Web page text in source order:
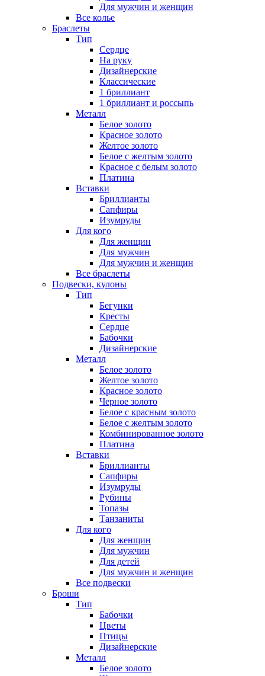
Для мужчин и женщин
Все колье
Браслеты
Тип
Сердце
На руку
Дизайнерские
Классические
1 бриллиант
1 бриллиант и россыпь
Металл
Белое золото
Красное золото
Желтое золото
Белое с желтым золото
Красное с белым золото
Платина
Вставки
Бриллианты
Сапфиры
Изумруды
Для кого
Для женщин
Для мужчин
Для мужчин и женщин
Все браслеты
Подвески, кулоны
Тип
Бегунки
Кресты
Сердце
Бабочки
Дизайнерские
Металл
Белое золото
Желтое золото
Красное золото
Черное золото
Белое с красным золото
Белое с желтым золото
Комбинированное золото
Платина
Вставки
Бриллианты
Сапфиры
Изумруды
Рубины
Топазы
Танзаниты
Для кого
Для женщин
Для мужчин
Для детей
Для мужчин и женщин
Все подвески
Броши
Тип
Бабочки
Цветы
Птицы
Дизайнерские
Металл
Белое золото